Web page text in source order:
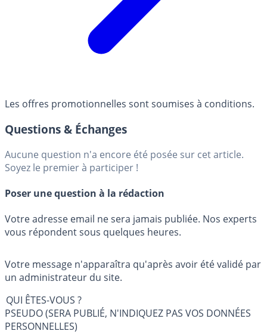
Les offres promotionnelles sont soumises à conditions.
Questions & Échanges
Aucune question n'a encore été posée sur cet article.
Soyez le premier à participer !
Poser une question à la rédaction
Votre adresse email ne sera jamais publiée. Nos experts
vous répondent sous quelques heures.
Votre message n'apparaîtra qu'après avoir été validé par
un administrateur du site.
QUI ÊTES-VOUS ?
PSEUDO (SERA PUBLIÉ, N'INDIQUEZ PAS VOS DONNÉES
PERSONNELLES)